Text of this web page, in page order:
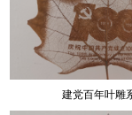
建党百年叶雕